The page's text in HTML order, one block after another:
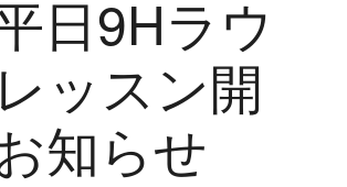
日9Hラウ
ッスン開
知らせ